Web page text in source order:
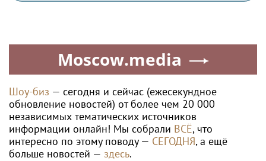
Moscow.media
Шоу-биз — сегодня и сейчас (ежесекундное
обновление новостей) от более чем 20 000
независимых тематических источников
информации онлайн! Мы собрали ВСЁ, что
интересно по этому поводу — СЕГОДНЯ, а ещё
больше новостей — здесь.